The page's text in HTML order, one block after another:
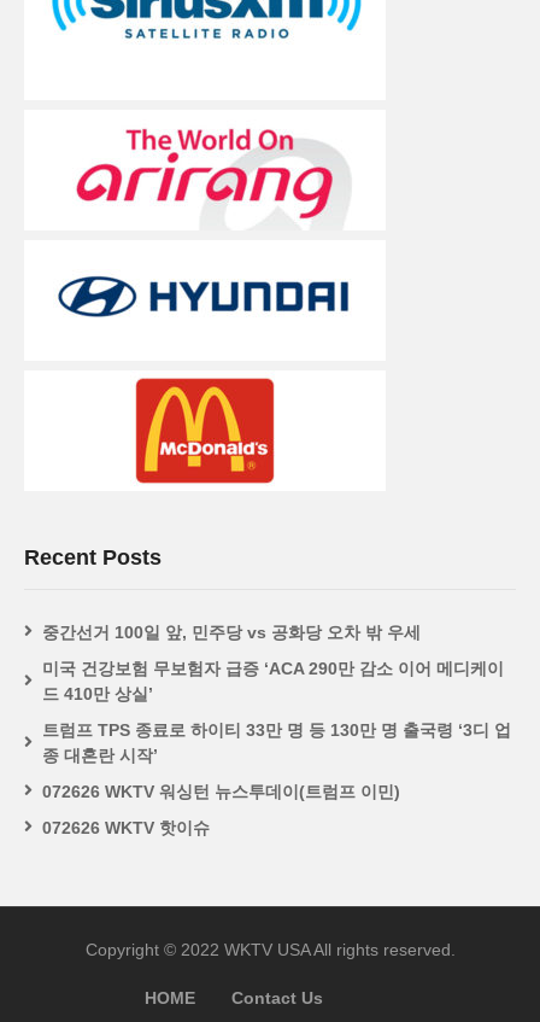
Recent Posts
중간선거 100일 앞, 민주당 vs 공화당 오차 밖 우세
미국 건강보험 무보험자 급증 ‘ACA 290만 감소 이어 메디케이
드 410만 상실’
트럼프 TPS 종료로 하이티 33만 명 등 130만 명 출국령 ‘3디 업
종 대혼란 시작’
072626 WKTV 워싱턴 뉴스투데이(트럼프 이민)
072626 WKTV 핫이슈
Copyright © 2022 WKTV USA All rights reserved.
HOME Contact Us